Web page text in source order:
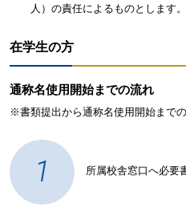
人）の責任によるものとします。
在学生の方
通称名使用開始までの流れ
※書類提出から通称名使用開始まで
1 所属校舎窓口へ必要